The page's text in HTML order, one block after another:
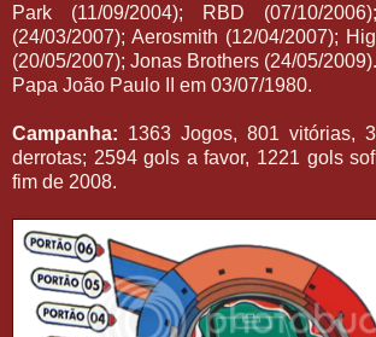
Park (11/09/2004); RBD (07/10/
(24/03/2007); Aerosmith (12/04/2007);
(20/05/2007); Jonas Brothers (24/05/
Papa João Paulo II em 03/07/1980.
Campanha: 1363 Jogos, 801 vitórias,
derrotas; 2594 gols a favor, 1221 gols
fim de 2008.